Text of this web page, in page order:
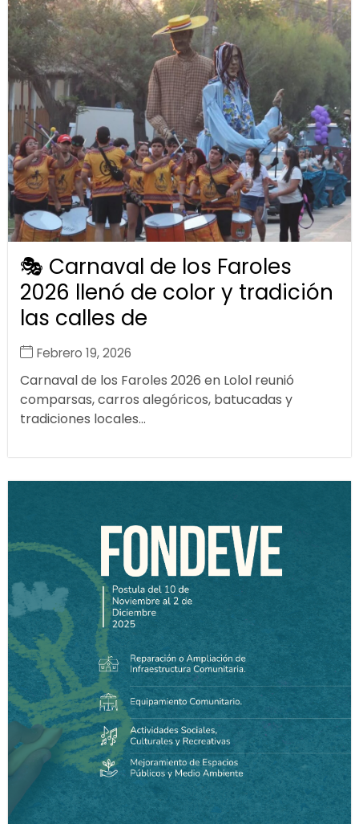
🎭 Carnaval de los Faroles
2026 llenó de color y tradición
las calles de
Febrero 19, 2026
Carnaval de los Faroles 2026 en Lolol reunió
comparsas, carros alegóricos, batucadas y
tradiciones locales...